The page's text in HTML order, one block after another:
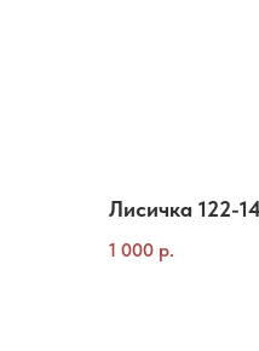
Лисичка 122-
1 000 р.